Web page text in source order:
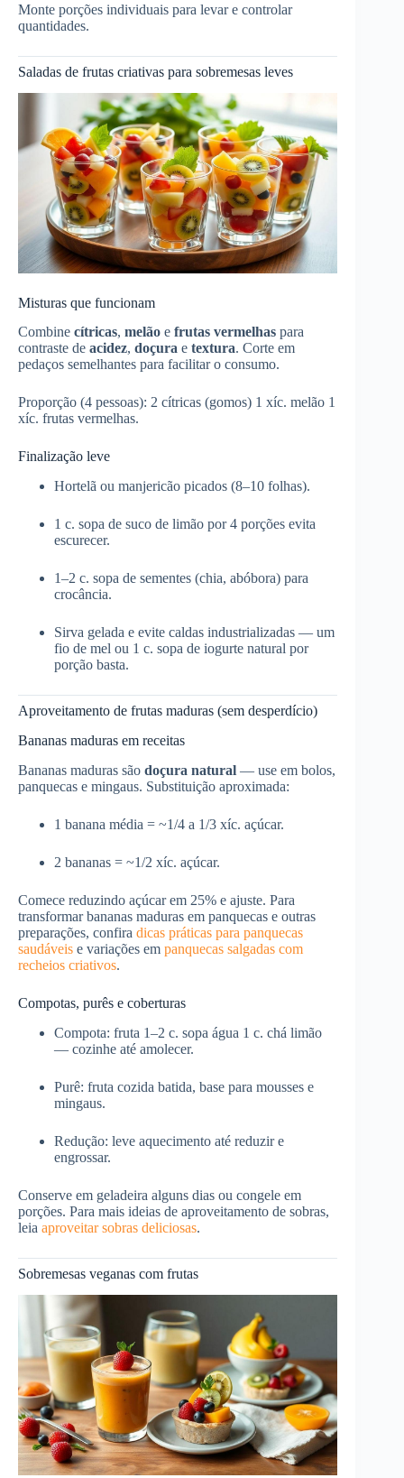
Monte porções individuais para levar e controlar
quantidades.
Saladas de frutas criativas para sobremesas leves
Misturas que funcionam
Combine cítricas, melão e frutas vermelhas para
contraste de acidez, doçura e textura. Corte em
pedaços semelhantes para facilitar o consumo.
Proporção (4 pessoas): 2 cítricas (gomos) 1 xíc. melão 1
xíc. frutas vermelhas.
Finalização leve
Hortelã ou manjericão picados (8–10 folhas).
1 c. sopa de suco de limão por 4 porções evita
escurecer.
1–2 c. sopa de sementes (chia, abóbora) para
crocância.
Sirva gelada e evite caldas industrializadas — um
fio de mel ou 1 c. sopa de iogurte natural por
porção basta.
Aproveitamento de frutas maduras (sem desperdício)
Bananas maduras em receitas
Bananas maduras são doçura natural — use em bolos,
panquecas e mingaus. Substituição aproximada:
1 banana média = ~1/4 a 1/3 xíc. açúcar.
2 bananas = ~1/2 xíc. açúcar.
Comece reduzindo açúcar em 25% e ajuste. Para
transformar bananas maduras em panquecas e outras
preparações, confira dicas práticas para panquecas
saudáveis e variações em panquecas salgadas com
recheios criativos.
Compotas, purês e coberturas
Compota: fruta 1–2 c. sopa água 1 c. chá limão
— cozinhe até amolecer.
Purê: fruta cozida batida, base para mousses e
mingaus.
Redução: leve aquecimento até reduzir e
engrossar.
Conserve em geladeira alguns dias ou congele em
porções. Para mais ideias de aproveitamento de sobras,
leia aproveitar sobras deliciosas.
Sobremesas veganas com frutas